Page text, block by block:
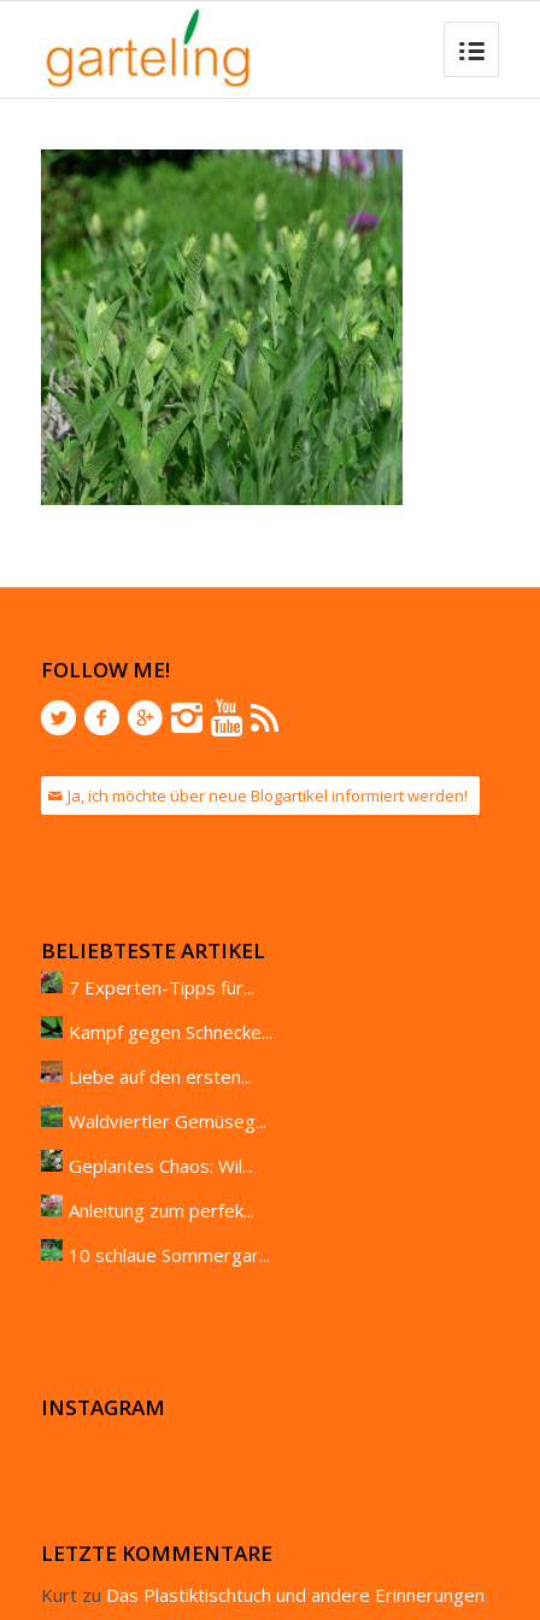
FOLLOW ME!
Ja, ich möchte über neue Blogartikel informiert werden!
BELIEBTESTE ARTIKEL
7 Experten-Tipps für...
Kampf gegen Schnecke...
Liebe auf den ersten...
Waldviertler Gemüseg...
Geplantes Chaos: Wil...
Anleitung zum perfek...
10 schlaue Sommergar...
INSTAGRAM
LETZTE KOMMENTARE
Kurtzu Das Plastiktischtuch und andere Erinnerungen